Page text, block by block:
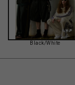
Black/White